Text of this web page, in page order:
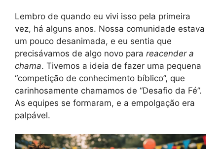
Lembro de quando eu vivi isso pela primeira
vez, há alguns anos. Nossa comunidade estava
um pouco desanimada, e eu sentia que
precisávamos de algo novo para reacender a
chama. Tivemos a ideia de fazer uma pequena
“competição de conhecimento bíblico”, que
carinhosamente chamamos de “Desafio da Fé”.
As equipes se formaram, e a empolgação era
palpável.